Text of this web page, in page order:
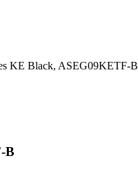
KE Black, ASEG09KETF-B
B